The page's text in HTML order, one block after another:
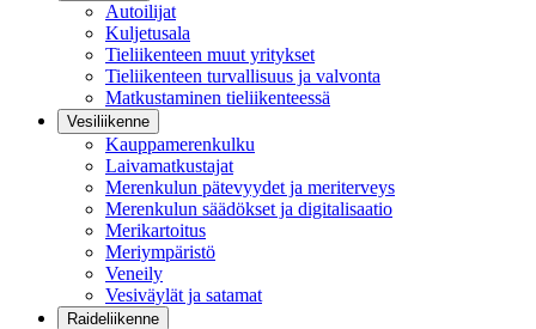
Autoilijat
Kuljetusala
Tieliikenteen muut yritykset
Tieliikenteen turvallisuus ja valvonta
Matkustaminen tieliikenteessä
Vesiliikenne
Kauppamerenkulku
Laivamatkustajat
Merenkulun pätevyydet ja meriterveys
Merenkulun säädökset ja digitalisaatio
Merikartoitus
Meriympäristö
Veneily
Vesiväylät ja satamat
Raideliikenne